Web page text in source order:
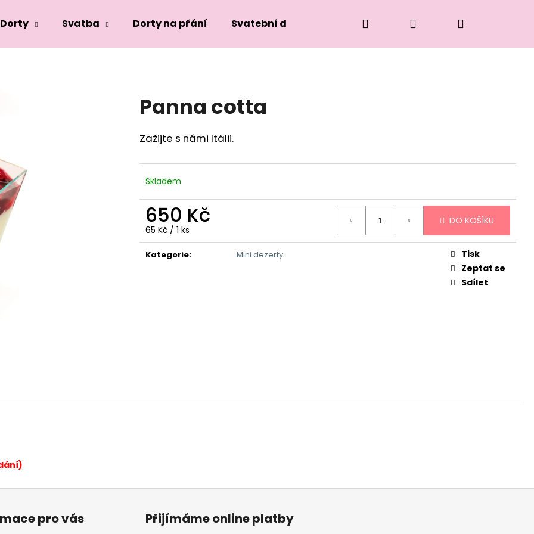
Dorty Svatba Dorty na přání Svatební dorty Hledat PřihlášeníNákupní
Panna cotta
Zažijte s námi Itálii.
Skladem
650 Kč
Měrná
cena:
65 Kč / 1 ks
DO KOŠÍKU
Kategorie: Mini dezerty
Tisk
Zeptat se
Sdílet
HLEDAT
Následující
pro vás Přijímáme online platby